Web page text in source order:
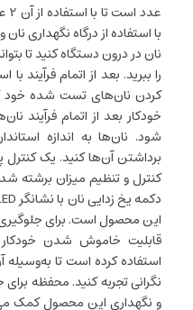
با استفاده از درگاه نگه­داری
نان در درون دستگاه کنید تا
را ببرید. بعد از اتمام فرآیند
کردن نان­‌های تست شده خود
خودکار بعد از اتمام فرآیند
شود. نان‌­ها به اندازه
این محصول است. برای
قابلیت خاموش شدن
استفاده کرده است تا به‌­وسیله
نگرانی تجربه کنید. محفظه
و نگهداری این محصول کمک